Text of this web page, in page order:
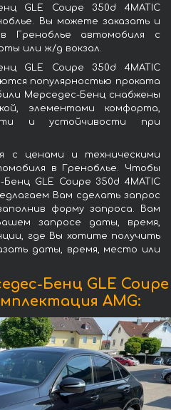
GLE Coupe 350d 4MATIC
Вы можете заказать и
Греноблье автомобиля с
или ж/д вокзал.
GLE Coupe 350d 4MATIC
популярностью проката
Мерседес-Бенц снабжены
элементами комфорта,
и устойчивости при
с ценами и техническими
в Греноблье. Чтобы
GLE Coupe 350d 4MATIC
Вам сделать запрос
форму запроса. Вам
запросе даты, время,
где Вы хотите получить
даты, время, место или
Бенц GLE Coupe
AMG: